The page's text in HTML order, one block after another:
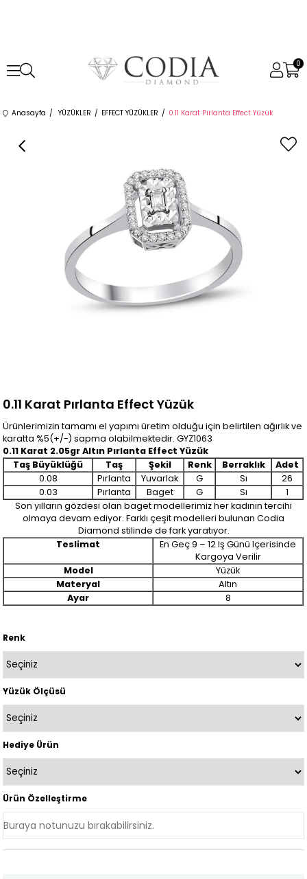
0
Anasayfa YÜZÜKLER EFFECT YÜZÜKLER 0.11 Karat Pırlanta Effect Yüzük
0.11 Karat Pırlanta Effect Yüzük
Ürünlerimizin tamamı el yapımı üretim olduğu için belirtilen ağırlık ve
karatta %5(+/-) sapma olabilmektedir. GYZ1063
0.11 Karat 2.05gr Altın Pırlanta Effect Yüzük
Taş Büyüklüğü
Taş Şekil Renk Berraklık
Adet
0.08
Pırlanta Yuvarlak G Sı
26
0.03
Pırlanta Baget G Sı
1
Son yılların gözdesi olan baget modellerimiz her kadının tercihi
olmaya devam ediyor. Farklı çeşit modelleri bulunan Codia
Diamond stilinde de fark yaratıyor.
Teslimat
En Geç 9 – 12 Iş Günü Içerisinde
Kargoya Verilir
Model
Yüzük
Materyal
Altın
Ayar
8
Renk
Yüzük Ölçüsü
Hediye Ürün
Ürün Özelleştirme